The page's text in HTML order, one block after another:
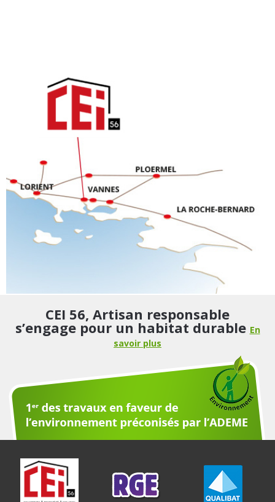
CEI 56, Artisan responsable
s’engage pour un habitat durable En
savoir plus